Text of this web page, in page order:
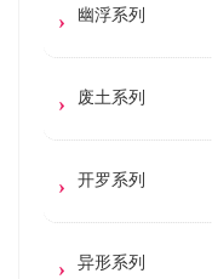
幽浮系列
废土系列
开罗系列
异形系列